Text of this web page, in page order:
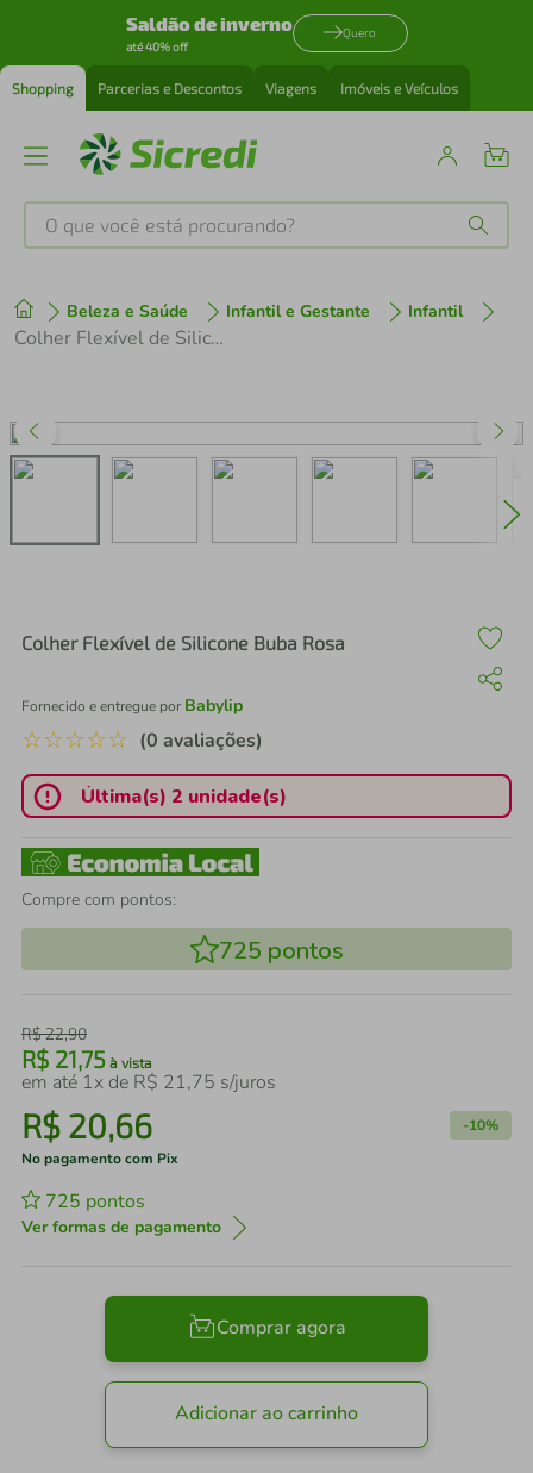
Saldão de inverno
até 40% off
Quero
Shopping Parcerias e Descontos Viagens Imóveis e Veículos
O que você está procurando?
Beleza e Saúde Infantil e Gestante Infantil
Colher Flexível de Silicone Buba Rosa
Colher Flexível de Silicone Buba Rosa
Fornecido e entregue por Babylip
☆☆☆☆☆ (0 avaliações)
Última(s) 2 unidade(s)
Compre com pontos:
725 pontos
R$22,90
R$ 21,75 à vista
em até 1x de R$ 21,75 s/juros
R$ 20,66 -10%
No pagamento com Pix
725 pontos
Ver formas de pagamento
Comprar agora
Adicionar ao carrinho
1º tenis
perfume